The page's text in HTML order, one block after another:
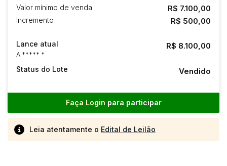
Valor mínimo de venda R$ 7.100,00
Incremento R$ 500,00
Lance atual
A ***** *
R$ 8.100,00
Status do Lote Vendido
Faça Login para participar
Leia atentamente o Edital de Leilão